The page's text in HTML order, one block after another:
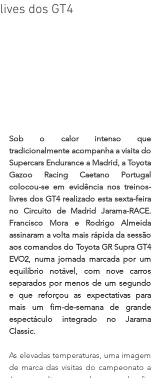
lives dos GT4
Sob o calor intenso que
tradicionalmente acompanha a visita do
Supercars Endurance a Madrid, a Toyota
Gazoo Racing Caetano Portugal
colocou-se em evidência nos treinos-
livres dos GT4 realizado esta sexta-feira
no Circuito de Madrid Jarama-RACE.
Francisco Mora e Rodrigo Almeida
assinaram a volta mais rápida da sessão
aos comandos do Toyota GR Supra GT4
EVO2, numa jornada marcada por um
equilíbrio notável, com nove carros
separados por menos de um segundo
e que reforçou as expectativas para
mais um fim-de-semana de grande
espectáculo integrado no Jarama
Classic.
As elevadas temperaturas, uma imagem
de marca das visitas do campeonato a